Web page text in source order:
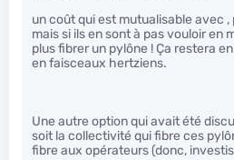
un coût qui est mutualisable avec ,
mais si ils en sont à pas vouloir en
plus fibrer un pylône ! Ça restera
en faisceaux hertziens.
Une autre option qui avait été
soit la collectivité qui fibre ces
fibre aux opérateurs (donc,